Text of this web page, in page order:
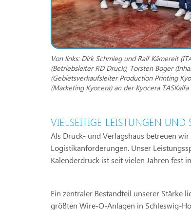
Von links: Dirk Schmieg und Ralf Kämereit
(Betriebsleiter RD Druck), Torsten Boger
(Gebietsverkaufsleiter Production Printing
(Marketing Kyocera) an der Kyocera
VIELSEITIGE LEISTUNGEN UND
Als Druck- und Verlagshaus betreuen
Logistikanforderungen. Unser
Kalenderdruck ist seit vielen Jahren fest
Ein zentraler Bestandteil unserer Stärke
größten Wire-O-Anlagen in Schleswig-